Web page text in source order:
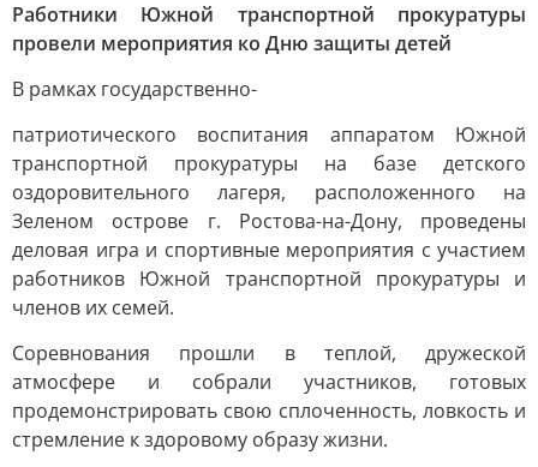
Работники Южной транспортной прокуратуры
провели мероприятия ко Дню защиты детей
В рамках государственно-
патриотического воспитания аппаратом Южной
транспортной прокуратуры на базе детского
оздоровительного лагеря, расположенного на
Зеленом острове г. Ростова-на-Дону, проведены
деловая игра и спортивные мероприятия с участием
работников Южной транспортной прокуратуры и
членов их семей.
Соревнования прошли в теплой, дружеской
атмосфере и собрали участников, готовых
продемонстрировать свою сплоченность, ловкость и
стремление к здоровому образу жизни.